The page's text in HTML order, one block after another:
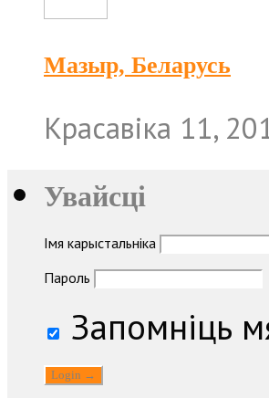
Мазыр, Беларусь
Красавіка 11,
Увайсці
Імя карыстальніка
Пароль
Запомніць